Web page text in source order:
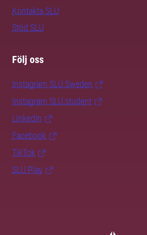
Kontakta SLU
Stöd SLU
Följ oss
Instagram SLU.Sweden
Instagram SLU.student
LinkedIn
Facebook
TikTok
SLU Play